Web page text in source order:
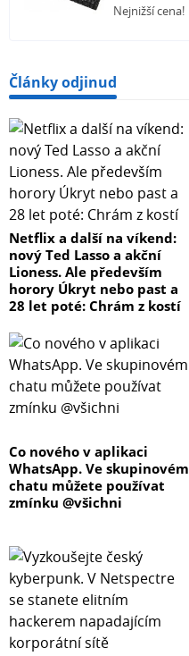
Nejnižší cena!
Články odjinud
Netflix a další na víkend:
nový Ted Lasso a akční
Lioness. Ale především
horory Úkryt nebo past a
28 let poté: Chrám z kostí
Co nového v aplikaci
WhatsApp. Ve skupinovém
chatu můžete používat
zmínku @všichni